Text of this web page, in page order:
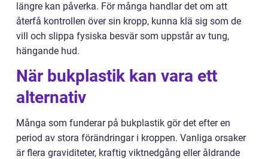
längre kan påverka. För många handlar det om att
återfå kontrollen över sin kropp, kunna klä sig som de
vill och slippa fysiska besvär som uppstår av tung,
hängande hud.
När bukplastik kan vara ett
alternativ
Många som funderar på bukplastik gör det efter en
period av stora förändringar i kroppen. Vanliga orsaker
är flera graviditeter, kraftig viktnedgång eller åldrande